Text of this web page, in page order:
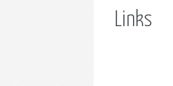
Links